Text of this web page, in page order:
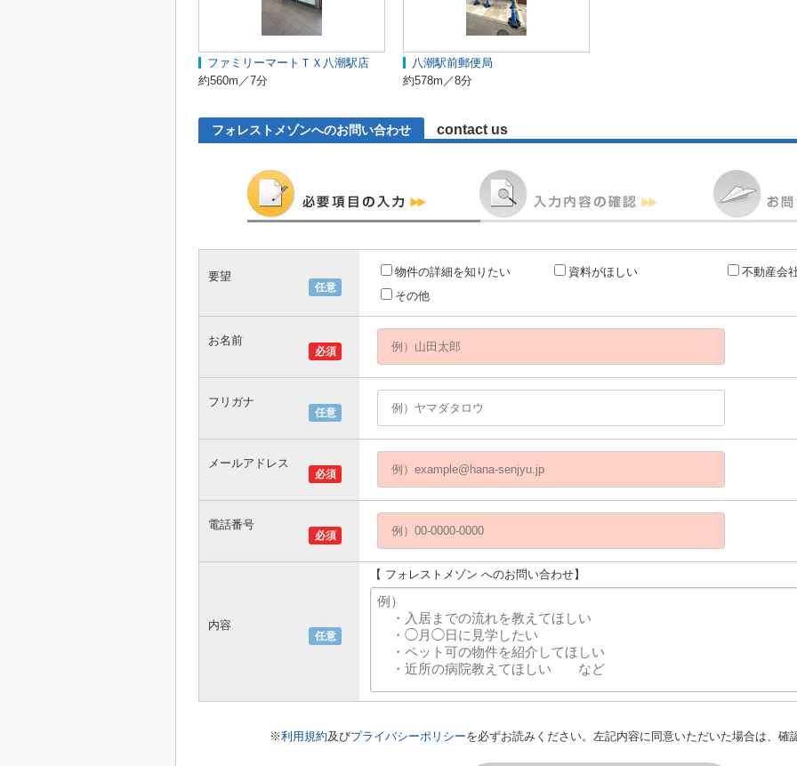
ファミリーマートＴＸ八潮駅店
約560m／7分
八潮駅前郵便局
約578m／8分
フォレストメゾンへのお問い合わせ contact us
任意
要望 物件の詳細を知りたい 資料がほしい
不動産会
その他
必須
お名前
任意
フリガナ
必須
メールアドレス
必須
電話番号
任意
内容
【 フォレストメゾン へのお問い合わせ】
※利用規約及びプライバシーポリシーを必ずお読みください。左記内容に同意いただいた場合は、確